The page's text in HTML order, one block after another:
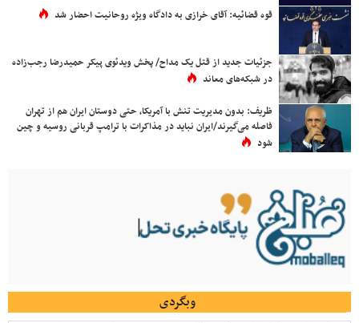
قوه قضائیه: آقای خرازی به دادگاه ویژه روحانیت احضار شد
جزئیات جدید از قتل یک مداح/ پخش ویدئوی پیکر حمیدرضا رجب‌زاده
در شبکه‌های معاند
ظریف: بدون مدیریت تنش با آمریکا، حتی دوستان ایران هم از تهران
فاصله می‌گیرند/ایران نباید در مذاکرات با ترامپ قربانی روسیه و چین
شود
وبگردی